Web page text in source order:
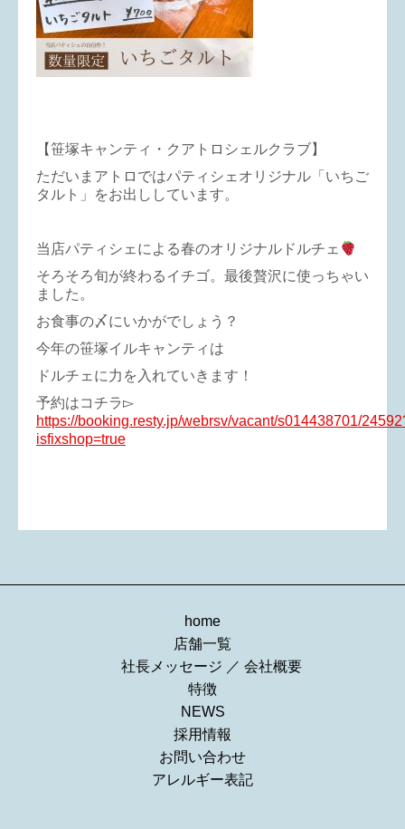
【笹塚キャンティ・クアトロシェルクラブ】
ただいまアトロではパティシェオリジナル「いちご
タルト」をお出ししています。
当店パティシェによる春のオリジナルドルチェ
そろそろ旬が終わるイチゴ。最後贅沢に使っちゃい
ました。
お食事の〆にいかがでしょう？
今年の笹塚イルキャンティは
ドルチェに力を入れていきます！
予約はコチラ▻
https://booking.resty.jp/webrsv/vacant/s014438701/
isfixshop=true
home
店舗一覧
社長メッセージ ／ 会社概要
特徴
NEWS
採用情報
お問い合わせ
アレルギー表記